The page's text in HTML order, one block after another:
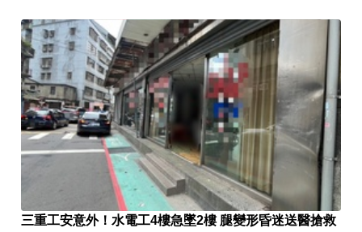
三重工安意外！水電工4樓急墜2樓 腿變形昏迷送醫搶救